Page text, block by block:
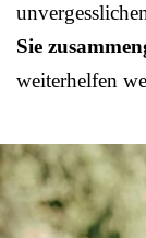
Sie
weiterhelfen